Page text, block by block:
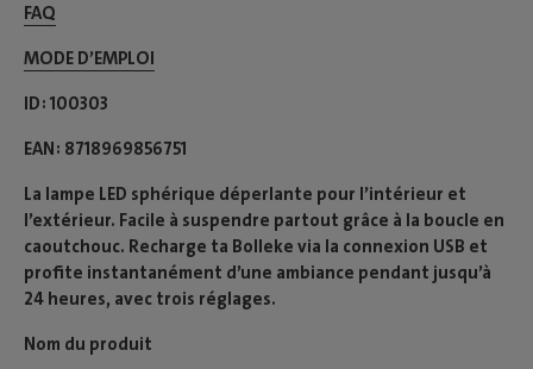
FAQ
MODE D’EMPLOI​
ID 100303
EAN 8718969856751
La lampe LED sphérique déperlante pour l’intérieur et
l’extérieur. Facile à suspendre partout grâce à la boucle en
caoutchouc. Recharge ta Bolleke via la connexion USB et
profite instantanément d’une ambiance pendant jusqu’à
24 heures, avec trois réglages.
Nom du produit